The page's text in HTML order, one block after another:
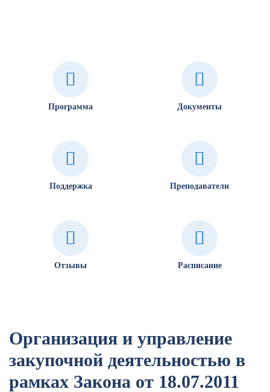
Программа Документы
Поддержка Преподаватели
Отзывы Расписание
Организация и управление
закупочной деятельностью в
рамках Закона от 18.07.2011